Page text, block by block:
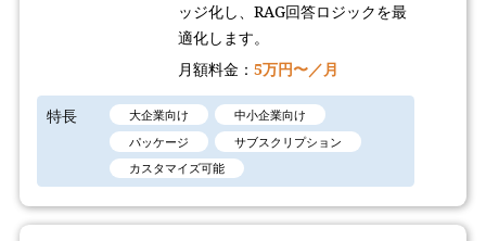
ッジ化し、RAG回答ロジックを最
適化します。
月額料金： 5万円〜／月
特長 大企業向け
中小企業向け
パッケージ
サブスクリプション
カスタマイズ可能